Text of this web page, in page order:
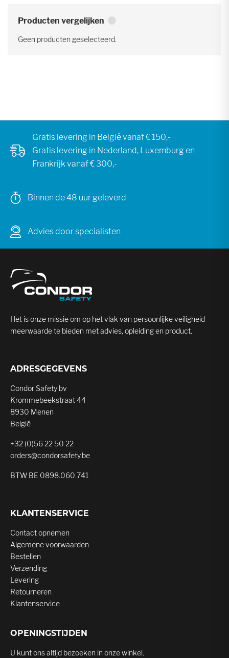
Producten vergelijken
Geen producten geselecteerd.
Gratis levering in België vanaf € 150,-
Gratis levering in Nederland, Luxemburg en
Frankrijk vanaf € 300,-
Binnen de 48 uur geleverd
Advies door specialisten
Het is onze missie om op het vlak van persoonlijke veiligheid
meerwaarde te bieden met advies, opleiding en product.
ADRESGEGEVENS
Condor Safety bv
Krommebeekstraat 44
8930 Menen
België
+32 (0)56 22 50 22
orders@condorsafety.be
BTW BE 0898.060.741
KLANTENSERVICE
Contact opnemen
Algemene voorwaarden
Bestellen
Verzending
Levering
Retourneren
Klantenservice
OPENINGSTIJDEN
U kunt ons altijd bezoeken in onze winkel.